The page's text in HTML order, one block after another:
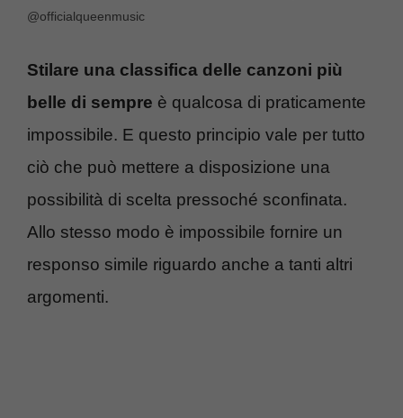
@officialqueenmusic
Stilare una classifica delle canzoni più
belle di sempre è qualcosa di praticamente
impossibile. E questo principio vale per tutto
ciò che può mettere a disposizione una
possibilità di scelta pressoché sconfinata.
Allo stesso modo è impossibile fornire un
responso simile riguardo anche a tanti altri
argomenti.